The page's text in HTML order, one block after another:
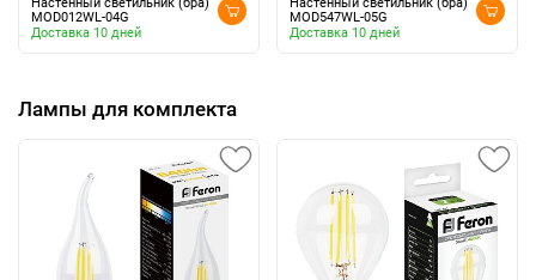
MOD012WL-04G
Доставка 10 дней
MOD547WL-05G
Доставка 10 дней
Лампы для комплекта